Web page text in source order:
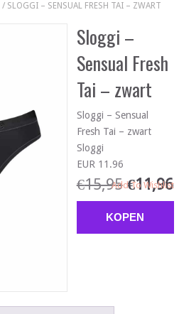
/ SLOGGI – SENSUAL FRESH TAI – ZWART
Sloggi –
Sensual Fresh
Tai – zwart
Sloggi – Sensual
Fresh Tai – zwart
Sloggi
EUR 11.96
€15,95 €11,96
KOPEN
Add To Wishlist